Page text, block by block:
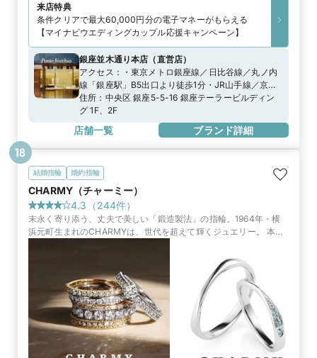
来店特典
条件クリアで最大60,000円分の電子マネーがもらえる
【マイナビウエディングカップル応援キャンペーン】
銀座並木通り本店 （直営店）
アクセス：
・東京メトロ銀座線／日比谷線／丸ノ内
線「銀座駅」B5出口より徒歩1分・JR山手線／京浜
東北線「有楽町駅」中央口、銀座口より徒歩5分
住所： 中央区 銀座5-5-16 銀座テーラービルディン
グ 1F、2F
店舗一覧 ブランド詳細
結婚指輪 婚約指輪
CHARMY（チャーミー）
4.3 （244件）
末永く寄り添う、丈夫で美しい「鍛造製法」の指輪。1964年・横
浜元町生まれのCHARMYは、世代を超えて輝くジュエリー。 本店
18